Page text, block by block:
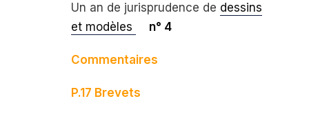
Un an de jurisprudence de dessins
et modèles
n° 4
Commentaires
P.17 Brevets